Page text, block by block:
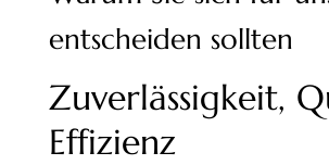
entscheiden sollten
Zuverlässigkeit,
Effizienz